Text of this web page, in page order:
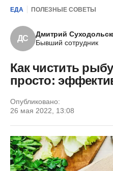
ЕДА ПОЛЕЗНЫЕ СОВЕТЫ
ДС
Дмитрий
Бывший сотрудник
Как чистить
просто:
Опубликовано:
26 мая 2022, 13:08